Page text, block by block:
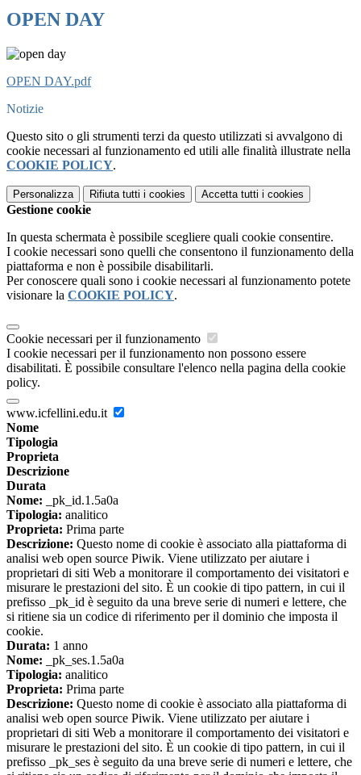
OPEN DAY
OPEN DAY.pdf
Notizie
Questo sito o gli strumenti terzi da questo utilizzati si avvalgono di
cookie necessari al funzionamento ed utili alle finalità illustrate nella
COOKIE POLICY.
Personalizza Rifiuta tutti i cookies Accetta tutti i cookies
Gestione cookie
In questa schermata è possibile scegliere quali cookie consentire.
I cookie necessari sono quelli che consentono il funzionamento della
piattaforma e non è possibile disabilitarli.
Per conoscere quali sono i cookie necessari al funzionamento potete
visionare la COOKIE POLICY.
Cookie necessari per il funzionamento
I cookie necessari per il funzionamento non possono essere
disabilitati. È possibile consultare l'elenco nella pagina della cookie
policy.
www.icfellini.edu.it
Nome
Tipologia
Proprieta
Descrizione
Durata
Nome: _pk_id.1.5a0a
Tipologia: analitico
Proprieta: Prima parte
Descrizione: Questo nome di cookie è associato alla piattaforma di
analisi web open source Piwik. Viene utilizzato per aiutare i
proprietari di siti Web a monitorare il comportamento dei visitatori e
misurare le prestazioni del sito. È un cookie di tipo pattern, in cui il
prefisso _pk_id è seguito da una breve serie di numeri e lettere, che
si ritiene sia un codice di riferimento per il dominio che imposta il
cookie.
Durata: 1 anno
Nome: _pk_ses.1.5a0a
Tipologia: analitico
Proprieta: Prima parte
Descrizione: Questo nome di cookie è associato alla piattaforma di
analisi web open source Piwik. Viene utilizzato per aiutare i
proprietari di siti Web a monitorare il comportamento dei visitatori e
misurare le prestazioni del sito. È un cookie di tipo pattern, in cui il
prefisso _pk_ses è seguito da una breve serie di numeri e lettere, che